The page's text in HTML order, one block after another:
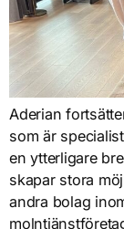
Aderian
som är
en ytterligare
skapar stora
andra bolag